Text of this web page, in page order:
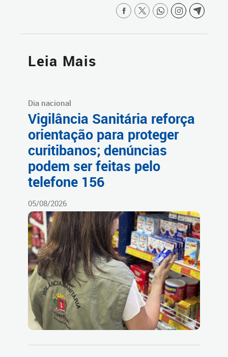
Leia Mais
Dia nacional
Vigilância Sanitária reforça
orientação para proteger
curitibanos; denúncias
podem ser feitas pelo
telefone 156
05/08/2026